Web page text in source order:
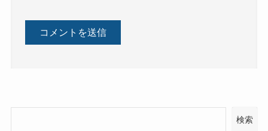
検索